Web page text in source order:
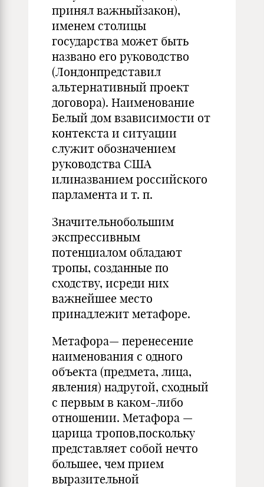
принял важныйзакон),
именем столицы
государства может быть
названо его руководство
(Лондонпредставил
альтернативный проект
договора). Наименование
Белый дом взависимости от
контекста и ситуации
служит обозначением
руководства США
илиназванием российского
парламента и т. п.
Значительнобольшим
экспрессивным
потенциалом обладают
тропы, созданные по
сходству, исреди них
важнейшее место
принадлежит метафоре.
Метафора— перенесение
наименования с одного
объекта (предмета, лица,
явления) надругой, сходный
с первым в каком-либо
отношении. Метафора —
царица тропов,поскольку
представляет собой нечто
большее, чем прием
выразительной